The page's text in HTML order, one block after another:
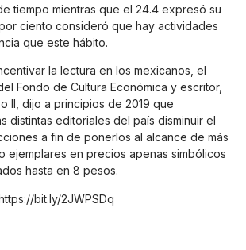
tiempo mientras que el 24.4 expresó su
ciento consideró que hay actividades
que este hábito.
la lectura en los mexicanos, el
Fondo de Cultura Económica y escritor,
II, dijo a principios de 2019 que
distintas editoriales del país disminuir el
a fin de ponerlos al alcance de más
ejemplares en precios apenas simbólicos
hasta en 8 pesos.
bit.ly/2JWPSDq